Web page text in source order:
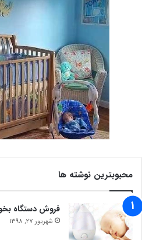
محبوبترین نوشته ها
فروش دستگاه
شهریور 27, 1398